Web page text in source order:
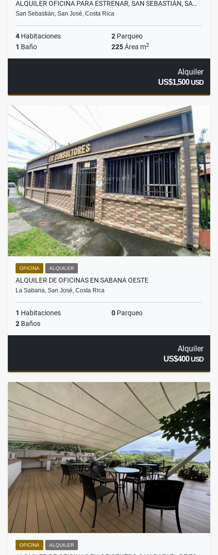
ALQUILER OFICINA PARA ESTRENAR, SAN SEBASTIÁN, SA…
San Sebastián, San José, Costa Rica
4 Habitaciones 2 Parqueo
1 Baño 225Área m2
Alquiler
US$1,500USD
OFICINA ALQUILER
ALQUILER DE OFICINAS EN SABANA OESTE
La Sabana, San José, Costa Rica
1 Habitaciones 0 Parqueo
2 Baños
Alquiler
US$400USD
OFICINA ALQUILER